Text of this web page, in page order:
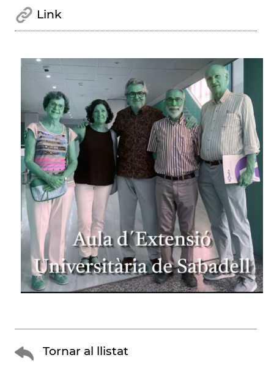
Link
Tornar al llistat